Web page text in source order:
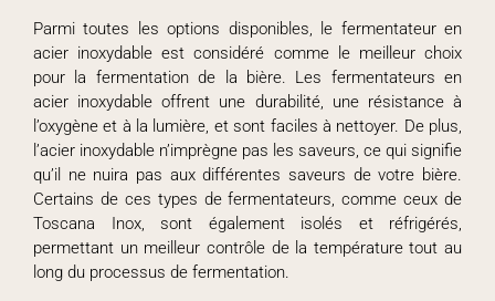
Parmi toutes les options disponibles, le fermentateur en
acier inoxydable est considéré comme le meilleur choix
pour la fermentation de la bière. Les fermentateurs en
acier inoxydable offrent une durabilité, une résistance à
l’oxygène et à la lumière, et sont faciles à nettoyer. De plus,
l’acier inoxydable n’imprègne pas les saveurs, ce qui signifie
qu’il ne nuira pas aux différentes saveurs de votre bière.
Certains de ces types de fermentateurs, comme ceux de
Toscana Inox, sont également isolés et réfrigérés,
permettant un meilleur contrôle de la température tout au
long du processus de fermentation.